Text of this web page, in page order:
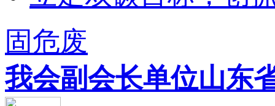
固危废
我会副会长单位山东